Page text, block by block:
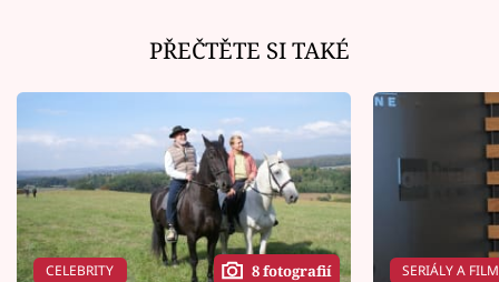
PŘEČTĚTE SI TAKÉ
CELEBRITY 8 fotografií SERIÁLY A